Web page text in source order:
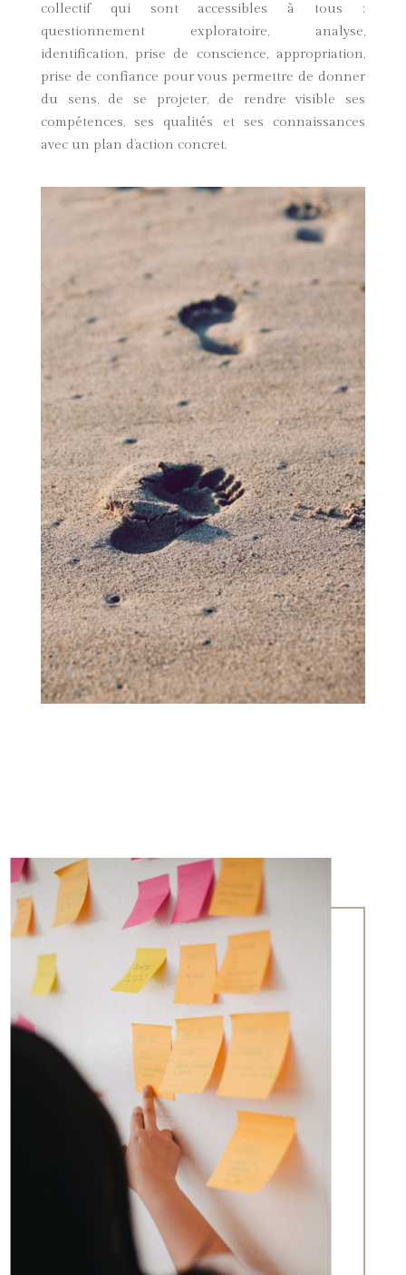
collectif qui sont accessibles à tous :
questionnement exploratoire, analyse,
identification, prise de conscience, appropriation,
prise de confiance pour vous permettre de donner
du sens, de se projeter, de rendre visible ses
compétences, ses qualités et ses connaissances
avec un plan d’action concret.